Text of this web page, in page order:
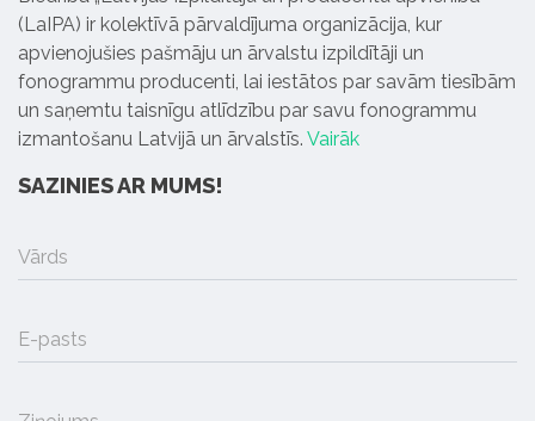
(LaIPA) ir kolektīvā pārvaldījuma organizācija, kur
apvienojušies pašmāju un ārvalstu izpildītāji un
fonogrammu producenti, lai iestātos par savām tiesībām
un saņemtu taisnīgu atlīdzību par savu fonogrammu
izmantošanu Latvijā un ārvalstīs. Vairāk
SAZINIES AR MUMS!
Vārds
E-pasts